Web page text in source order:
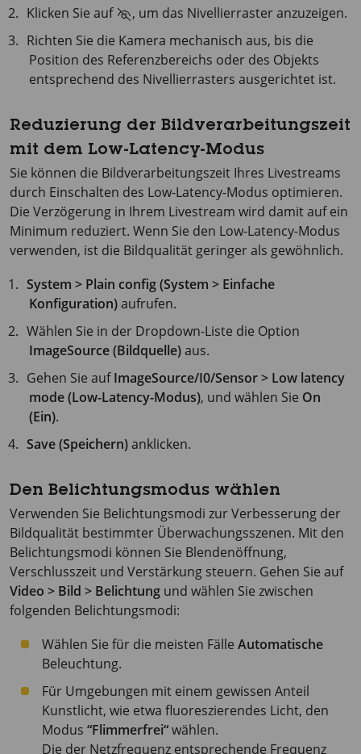
Klicken Sie auf
, um das Nivellierraster anzuzeigen.
Richten Sie die Kamera mechanisch aus, bis die
Position des Referenzbereichs oder des Objekts
entsprechend des Nivellierrasters ausgerichtet ist.
Reduzierung der Bildverarbeitungszeit
mit dem Low-Latency-Modus
Sie können die Bildverarbeitungszeit Ihres Livestreams
durch Einschalten des Low-Latency-Modus optimieren.
Die Verzögerung in Ihrem Livestream wird damit auf ein
Minimum reduziert. Wenn Sie den Low-Latency-Modus
verwenden, ist die Bildqualität geringer als gewöhnlich.
System > Plain config (System > Einfache
Konfiguration)aufrufen.
Wählen Sie in der Dropdown-Liste die Option
ImageSource (Bildquelle)aus.
Gehen Sie aufImageSource/I0/Sensor > Low latency
mode (Low-Latency-Modus), und wählen Sie On
(Ein).
Save (Speichern)anklicken.
Den Belichtungsmodus wählen
Verwenden Sie Belichtungsmodi zur Verbesserung der
Bildqualität bestimmter Überwachungsszenen. Mit den
Belichtungsmodi können Sie Blendenöffnung,
Verschlusszeit und Verstärkung steuern. Gehen Sie auf
Video > Bild > Belichtung und wählen Sie zwischen
folgenden Belichtungsmodi:
Wählen Sie für die meisten Fälle Automatische
Beleuchtung.
Für Umgebungen mit einem gewissen Anteil
Kunstlicht, wie etwa fluoreszierendes Licht, den
Modus “Flimmerfrei“wählen.
Die der Netzfrequenz entsprechende Frequenz